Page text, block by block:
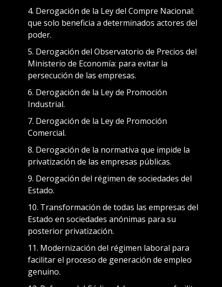
Derogación de la Ley del Compre Nacional:
que solo beneficia a determinados actores del
poder.
Derogación del Observatorio de Precios del
Ministerio de Economía: para evitar la
persecución de las empresas.
Derogación de la Ley de Promoción
Industrial.
Derogación de la Ley de Promoción
Comercial.
Derogación de la normativa que impide la
privatización de las empresas públicas.
Derogación del régimen de sociedades del
Estado.
Transformación de todas las empresas del
Estado en sociedades anónimas para su
posterior privatización.
Modernización del régimen laboral para
facilitar el proceso de generación de empleo
genuino.